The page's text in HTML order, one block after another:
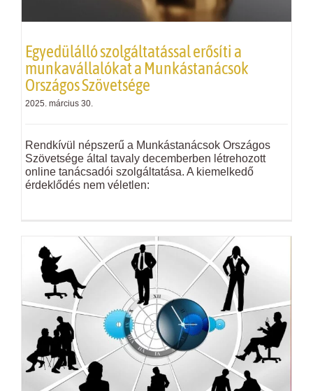
Egyedülálló szolgáltatással erősíti a
munkavállalókat a Munkástanácsok
Országos Szövetsége
2025. március 30.
Rendkívül népszerű a Munkástanácsok Országos
Szövetsége által tavaly decemberben létrehozott
online tanácsadói szolgáltatása. A kiemelkedő
érdeklődés nem véletlen: